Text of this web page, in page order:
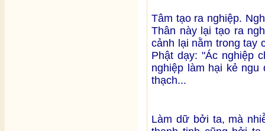
Tâm tạo ra nghiệp.
Thân này lại tạo ra
cảnh lại nằm trong tay
Phật dạy: "Ác nghiệp
nghiệp làm hại kẻ
thạch...
Làm dữ bởi ta, mà